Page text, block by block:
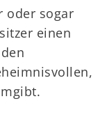
oder sogar
einen